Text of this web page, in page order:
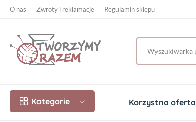
O nas Zwroty i reklamacje Regulamin sklepu
Kategorie Korzystna oferta